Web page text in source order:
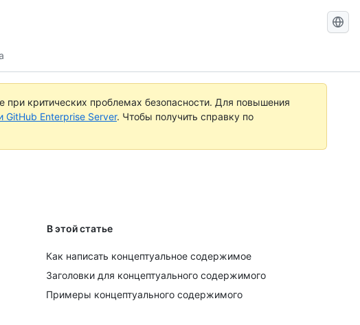
Search
при критических проблемах безопасности. Для повышения
GitHub Enterprise Server. Чтобы получить справку по
В этой статье
Как написать концептуальное содержимое
Заголовки для концептуального содержимого
Примеры концептуального содержимого